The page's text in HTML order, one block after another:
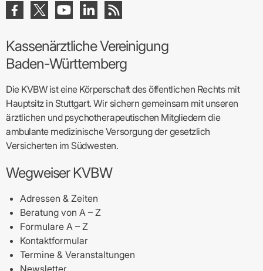
Kassenärztliche Vereinigung
Baden-Württemberg
Die KVBW ist eine Körperschaft des öffentlichen Rechts mit
Hauptsitz in Stuttgart. Wir sichern gemeinsam mit unseren
ärztlichen und psychotherapeutischen Mitgliedern die
ambulante medizinische Versorgung der gesetzlich
Versicherten im Südwesten.
Wegweiser KVBW
Adressen & Zeiten
Beratung von A – Z
Formulare A – Z
Kontaktformular
Termine & Veranstaltungen
Newsletter